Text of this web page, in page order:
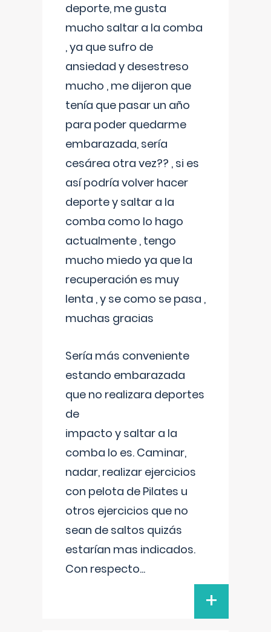
deporte, me gusta
mucho saltar a la comba
, ya que sufro de
ansiedad y desestreso
mucho , me dijeron que
tenía que pasar un año
para poder quedarme
embarazada, sería
cesárea otra vez?? , si es
así podría volver hacer
deporte y saltar a la
comba como lo hago
actualmente , tengo
mucho miedo ya que la
recuperación es muy
lenta , y se como se pasa ,
muchas gracias
Sería más conveniente
estando embarazada
que no realizara deportes
de
impacto y saltar a la
comba lo es. Caminar,
nadar, realizar ejercicios
con pelota de Pilates u
otros ejercicios que no
sean de saltos quizás
estarían mas indicados.
Con respecto...
+